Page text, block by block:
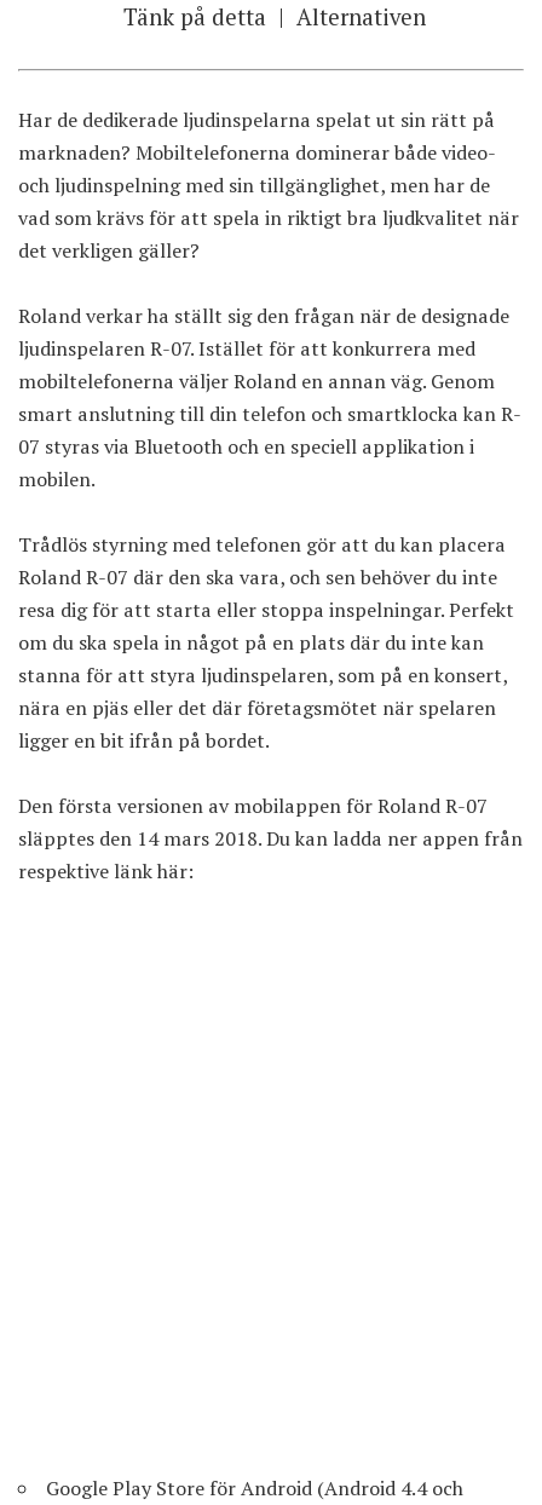
Tänk på detta | Alternativen
Har de dedikerade ljudinspelarna spelat ut sin rätt på
marknaden? Mobiltelefonerna dominerar både video-
och ljudinspelning med sin tillgänglighet, men har de
vad som krävs för att spela in riktigt bra ljudkvalitet när
det verkligen gäller?
Roland verkar ha ställt sig den frågan när de designade
ljudinspelaren R-07. Istället för att konkurrera med
mobiltelefonerna väljer Roland en annan väg. Genom
smart anslutning till din telefon och smartklocka kan R-
07 styras via Bluetooth och en speciell applikation i
mobilen.
Trådlös styrning med telefonen gör att du kan placera
Roland R-07 där den ska vara, och sen behöver du inte
resa dig för att starta eller stoppa inspelningar. Perfekt
om du ska spela in något på en plats där du inte kan
stanna för att styra ljudinspelaren, som på en konsert,
nära en pjäs eller det där företagsmötet när spelaren
ligger en bit ifrån på bordet.
Den första versionen av mobilappen för Roland R-07
släpptes den 14 mars 2018. Du kan ladda ner appen från
respektive länk här:
Google Play Store för Android (Android 4.4 och